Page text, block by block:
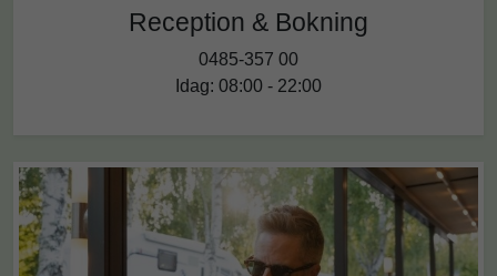
Reception & Bokning
0485-357 00
Idag: 08:00 - 22:00